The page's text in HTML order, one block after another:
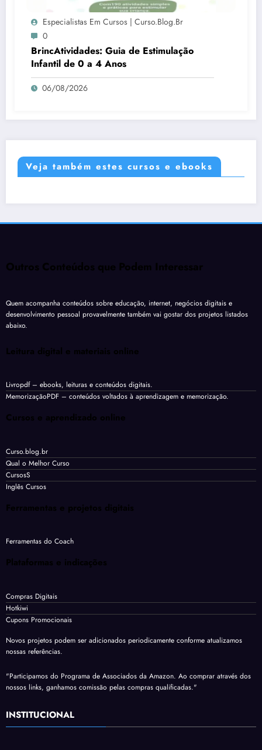
Especialistas Em Cursos | Curso.blog.br
0
BrincAtividades: Guia de Estimulação
Infantil de 0 a 4 Anos
06/08/2026
Veja também estes cursos e ebooks
Outros Conteúdos que Podem Interessar
Quem acompanha conteúdos sobre educação, internet, negócios digitais e
desenvolvimento pessoal provavelmente também vai gostar dos projetos listados
abaixo.
Leitura digital e materiais online
Livropdf– ebooks, leituras e conteúdos digitais.
MemorizaçãoPDF – conteúdos voltados à aprendizagem e memorização.
Cursos e aprendizado online
Curso.blog.br
Qual o Melhor Curso
CursosS
Inglês Cursos
Ferramentas e projetos digitais
Ferramentas do Coach
Plataformas e indicações
Compras Digitais
Hotkiwi
Cupons Promocionais
Novos projetos podem ser adicionados periodicamente conforme atualizamos
nossas referências.
"Participamos do Programa de Associados da Amazon. Ao comprar através dos
nossos links, ganhamos comissão pelas compras qualificadas."
INSTITUCIONAL